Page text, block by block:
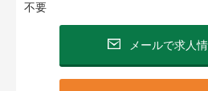
不要
メールで求人